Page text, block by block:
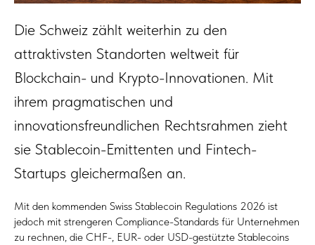
Die Schweiz zählt weiterhin zu den
attraktivsten Standorten weltweit für
Blockchain- und Krypto-Innovationen. Mit
ihrem pragmatischen und
innovationsfreundlichen Rechtsrahmen zieht
sie Stablecoin-Emittenten und Fintech-
Startups gleichermaßen an.
Mit den kommenden Swiss Stablecoin Regulations 2026 ist
jedoch mit strengeren Compliance-Standards für Unternehmen
zu rechnen, die CHF-, EUR- oder USD-gestützte Stablecoins